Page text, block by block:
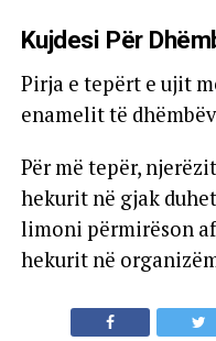
Kujdesi Për
Pirja e tepërt e ujit
enamelit të
Për më tepër,
hekurit në gjak
limoni përmirëson
hekurit në